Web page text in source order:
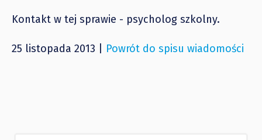
Kontakt w tej sprawie - psycholog szkolny.
25 listopada 2013 | Powrót do spisu wiadomości